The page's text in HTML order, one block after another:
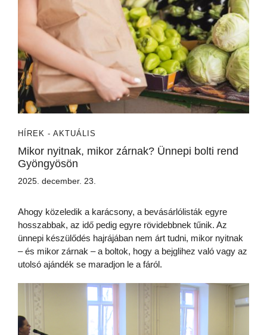
HÍREK - AKTUÁLIS
Mikor nyitnak, mikor zárnak? Ünnepi bolti rend
Gyöngyösön
2025. december. 23.
Ahogy közeledik a karácsony, a bevásárlólisták egyre
hosszabbak, az idő pedig egyre rövidebbnek tűnik. Az
ünnepi készülődés hajrájában nem árt tudni, mikor nyitnak
– és mikor zárnak – a boltok, hogy a bejglihez való vagy az
utolsó ajándék se maradjon le a fáról.